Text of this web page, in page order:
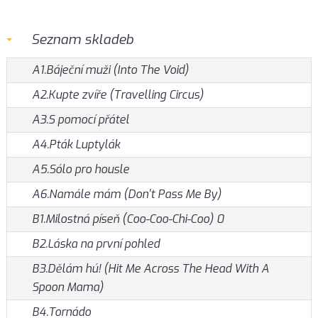
Seznam skladeb
A1.Báječní muži (Into The Void)
A2.Kupte zvíře (Travelling Circus)
A3.S pomocí přátel
A4.Pták Luptylák
A5.Sólo pro housle
A6.Namále mám (Don't Pass Me By)
B1.Milostná píseň (Coo-Coo-Chi-Coo) 0
B2.Láska na první pohled
B3.Dělám hú! (Hit Me Across The Head With A
Spoon Mama)
B4.Tornádo